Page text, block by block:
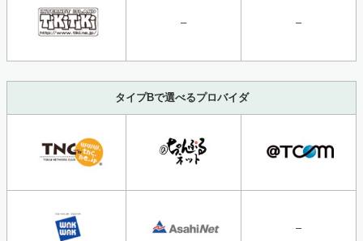
– –
タイプBで選べるプロバイダ
–